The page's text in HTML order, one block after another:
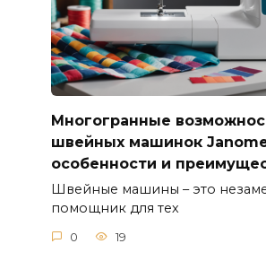
Многогранные
швейных машинок
особенности и
Швейные машины – это
помощник для тех
0 19